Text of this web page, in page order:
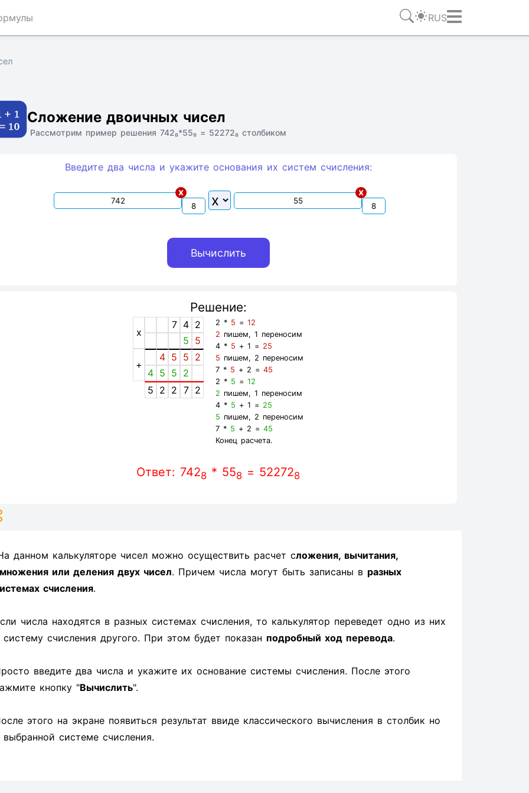
RUS
Сложение двоичных чисел
Рассмотрим пример решения 742₈*55₈ = 52272₈ столбиком
Введите два числа и укажите основания их систем счиcления:
x x
Решение:
x
7 4 2
5 5
+
4 5 5 2
4 5 5 2
5 2 2 7 2
2 * 5 =12
2 пишем, 1 переносим
4 * 5 + 1 = 25
5 пишем, 2 переносим
7 * 5 + 2 =45
2 * 5 =12
2 пишем, 1 переносим
4 * 5 + 1 = 25
5 пишем, 2 переносим
7 * 5 + 2 =45
Конец расчета.
Ответ: 7428 * 558 = 522728
данном калькуляторе чисел можно осуществить расчет сложения, вычитания,
или деления двух чисел. Причем числа могут быть записаны в разных
счисления.
числа находятся в разных системах счисления, то калькулятор переведет одно из них
систему счисления другого. При этом будет показан подробный ход перевода.
введите два числа и укажите их основание системы счисления. После этого
кнопку "Вычислить".
этого на экране появиться результат ввиде классического вычисления в столбик но
выбранной системе счисления.